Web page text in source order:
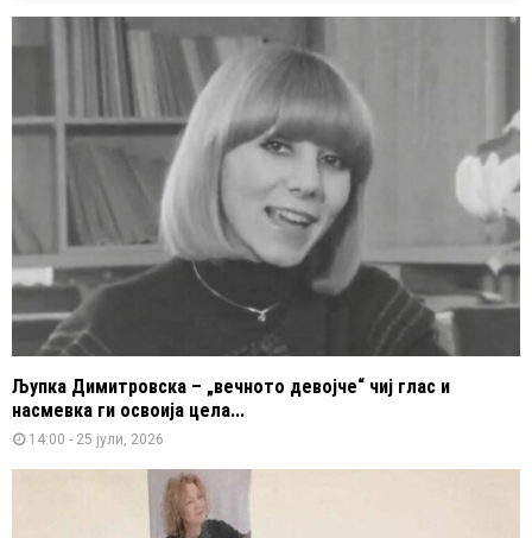
Љупка Димитровска – „вечното девојче“ чиј глас и
насмевка ги освоија цела...
14:00 - 25 јули, 2026